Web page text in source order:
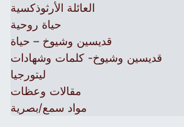
العائلة الأرثوذكسية
حياة روحية
قديسين وشيوخ – حياة
قديسين وشيوخ- كلمات وشهادات
ليتورجيا
مقالات وعظات
مواد سمع/بصرية